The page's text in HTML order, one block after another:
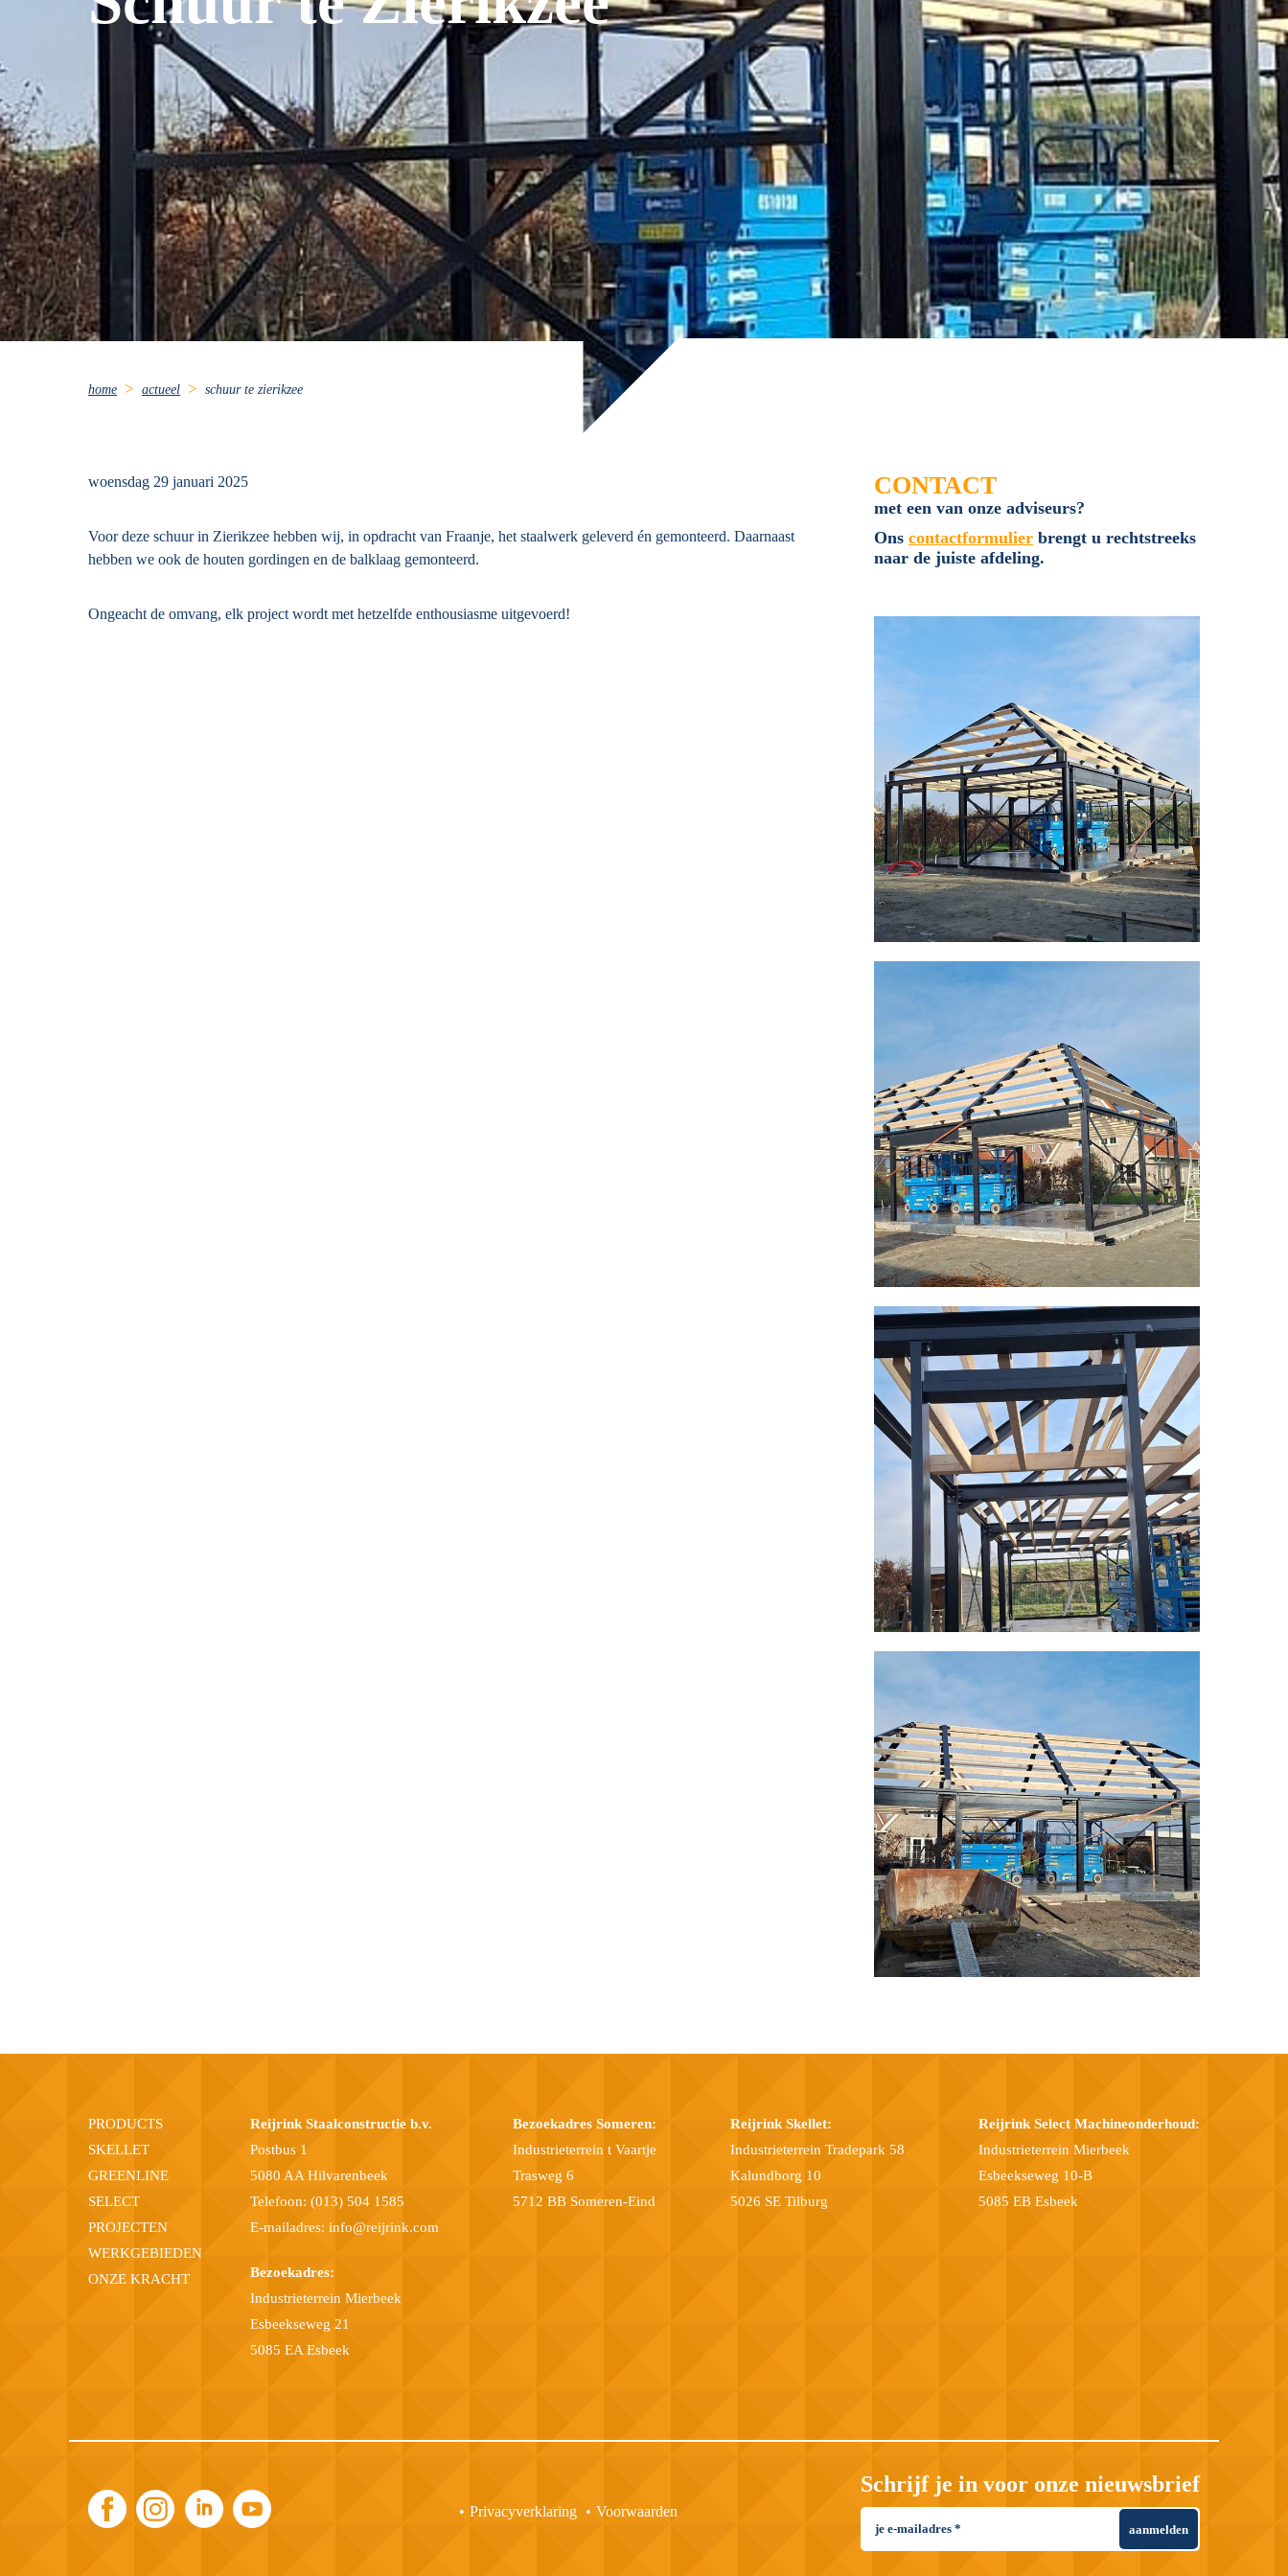
home actueel schuur te zierikzee
woensdag 29 januari 2025
Voor deze schuur in Zierikzee hebben wij, in opdracht van Fraanje, het staalwerk geleverd én gemonteerd. Daarnaast
hebben we ook de houten gordingen en de balklaag gemonteerd.
Ongeacht de omvang, elk project wordt met hetzelfde enthousiasme uitgevoerd!
CONTACT
met een van onze adviseurs?
Ons contactformulier brengt u rechtstreeks
naar de juiste afdeling.
PRODUCTS
SKELLET
GREENLINE
SELECT
PROJECTEN
WERKGEBIEDEN
ONZE KRACHT
Reijrink Staalconstructie b.v.
Postbus 1
5080 AA Hilvarenbeek
Telefoon: (013) 504 1585
E-mailadres: info@reijrink.com
Bezoekadres:
Industrieterrein Mierbeek
Esbeekseweg 21
5085 EA Esbeek
Bezoekadres Someren:
Industrieterrein t Vaartje
Trasweg 6
5712 BB Someren-Eind
Reijrink Skellet:
Industrieterrein Tradepark 58
Kalundborg 10
5026 SE Tilburg
Reijrink Select Machineonderhoud:
Industrieterrein Mierbeek
Esbeekseweg 10-B
5085 EB Esbeek
Privacyverklaring Voorwaarden
Schrijf je in voor onze nieuwsbrief
aanmelden